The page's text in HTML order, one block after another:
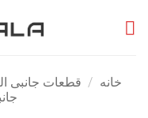
خانه / قطعات جانبی